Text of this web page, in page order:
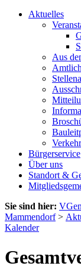
Aktuelles
Aus
Bürgerservice
Über uns
Standort &
Sie sind hier:
Mammendorf>
Kalender